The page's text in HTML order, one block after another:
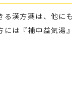
漢方薬は、他に
には『補中益気